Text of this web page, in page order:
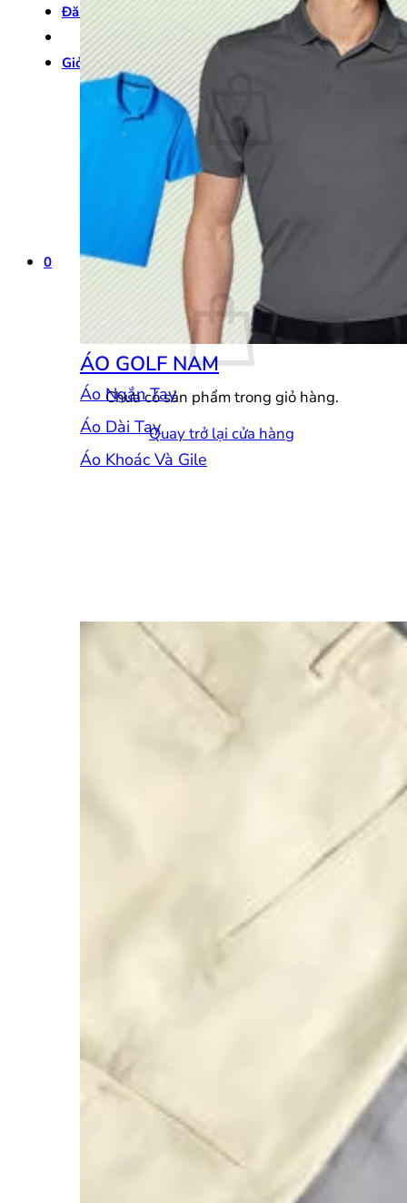
Đăng nhập
Giỏ hàng / 0₫ 0
Chưa có sản phẩm trong giỏ hàng.
Quay trở lại cửa hàng
0
Giỏ hàng
Chưa có sản phẩm trong giỏ hàng.
Quay trở lại cửa hàng
ÁO GOLF NAM
Áo Ngắn Tay
Áo Dài Tay
Áo Khoác Và Gile